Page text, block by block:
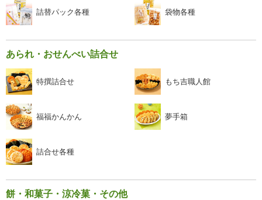
詰替パック各種 袋物各種
あられ・おせんべい詰合せ
特撰詰合せ もち吉職人館
福福かんかん 夢手箱
詰合せ各種
餅・和菓子・涼冷菓・その他